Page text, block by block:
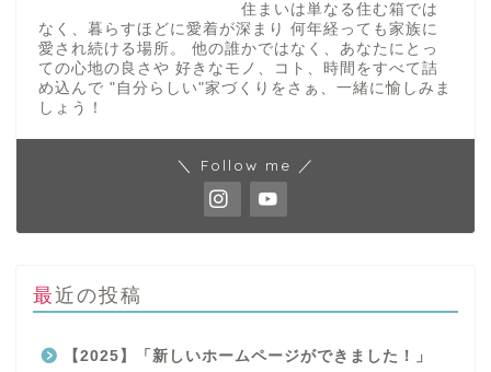
住まいは単なる住む箱では
なく、暮らすほどに愛着が深まり 何年経っても家族に
愛され続ける場所。 他の誰かではなく、あなたにとっ
ての心地の良さや 好きなモノ、コト、時間をすべて詰
め込んで "自分らしい"家づくりをさぁ、一緒に愉しみま
しょう！
＼ Follow me ／
最近の投稿
【2025】「新しいホームページができました！」